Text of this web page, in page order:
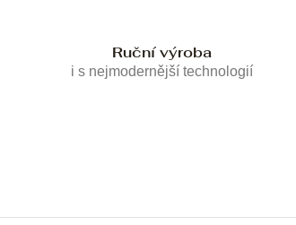
Ruční výroba
i s nejmodernější technologií